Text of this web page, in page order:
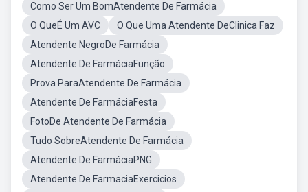
Como Ser Um BomAtendente De Farmácia
O QueÉ Um AVC
O Que Uma Atendente DeClinica Faz
Atendente NegroDe Farmácia
Atendente De FarmáciaFunção
Prova ParaAtendente De Farmácia
Atendente De FarmáciaFesta
FotoDe Atendente De Farmácia
Tudo SobreAtendente De Farmácia
Atendente De FarmáciaPNG
Atendente De FarmaciaExercicios